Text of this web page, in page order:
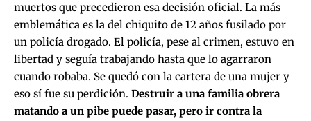
muertos que precedieron esa decisión oficial. La más
emblemática es la del chiquito de 12 años fusilado por
un policía drogado. El policía, pese al crimen, estuvo en
libertad y seguía trabajando hasta que lo agarraron
cuando robaba. Se quedó con la cartera de una mujer y
eso sí fue su perdición. Destruir a una familia obrera
matando a un pibe puede pasar, pero ir contra la